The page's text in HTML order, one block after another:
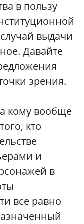
в пользу
выдачи
Давайте
зрения.
кому вообще
кто
и
в
все равно